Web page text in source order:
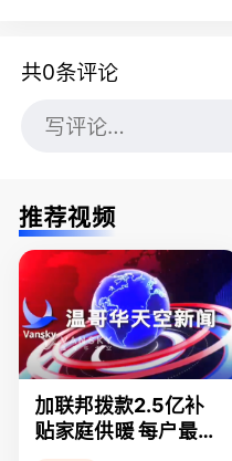
共0条评论
推荐视频
加联邦拨款2.5亿补
贴家庭供暖 每户最多
可领5千元